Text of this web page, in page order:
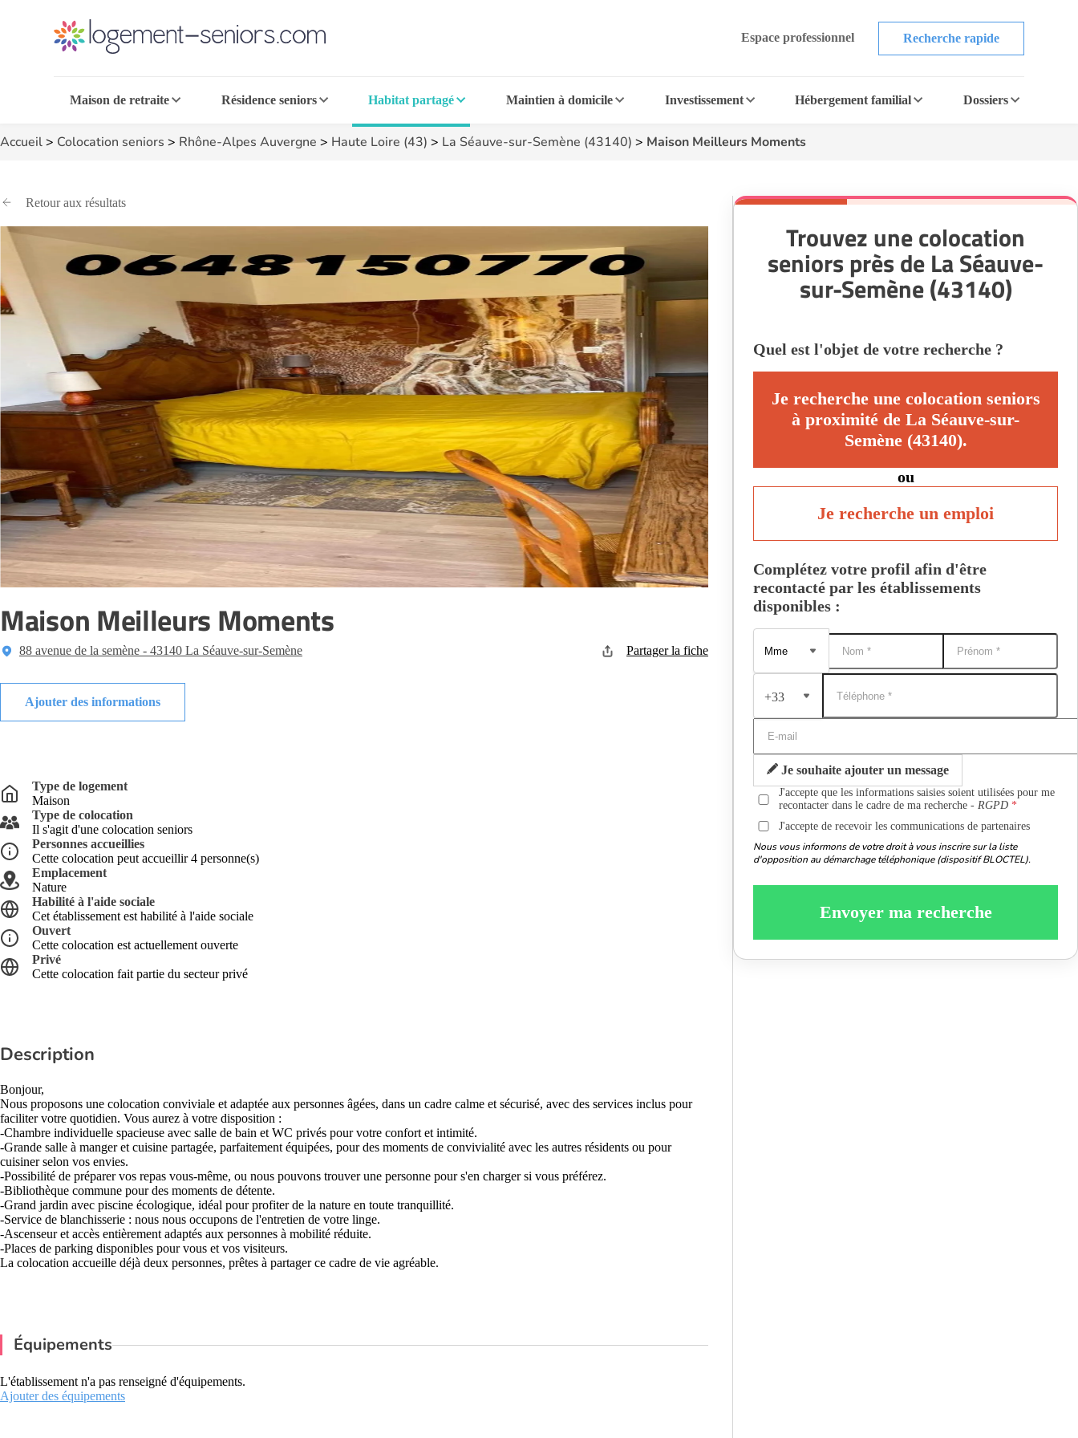
Espace professionnel Recherche rapide
Maison de retraite Résidence seniors Habitat partagé Maintien à domicile Investissement Hébergement familial Dossiers
Accueil> Colocation seniors > Rhône-Alpes Auvergne > Haute Loire (43) > La Séauve-sur-Semène (43140) > Maison Meilleurs Moments
Retour aux résultats
Maison Meilleurs Moments
88 avenue de la semène - 43140 La Séauve-sur-Semène Partager la fiche
Ajouter des informations
Type de logement
Maison
Type de colocation
Il s'agit d'une colocation seniors
Personnes accueillies
Cette colocation peut accueillir 4 personne(s)
Emplacement
Nature
Habilité à l'aide sociale
Cet établissement est habilité à l'aide sociale
Ouvert
Cette colocation est actuellement ouverte
Privé
Cette colocation fait partie du secteur privé
Description
Bonjour,
Nous proposons une colocation conviviale et adaptée aux personnes âgées, dans un cadre calme et sécurisé, avec des services inclus pour
faciliter votre quotidien. Vous aurez à votre disposition :
-Chambre individuelle spacieuse avec salle de bain et WC privés pour votre confort et intimité.
-Grande salle à manger et cuisine partagée, parfaitement équipées, pour des moments de convivialité avec les autres résidents ou pour
cuisiner selon vos envies.
-Possibilité de préparer vos repas vous-même, ou nous pouvons trouver une personne pour s'en charger si vous préférez.
-Bibliothèque commune pour des moments de détente.
-Grand jardin avec piscine écologique, idéal pour profiter de la nature en toute tranquillité.
-Service de blanchisserie : nous nous occupons de l'entretien de votre linge.
-Ascenseur et accès entièrement adaptés aux personnes à mobilité réduite.
-Places de parking disponibles pour vous et vos visiteurs.
La colocation accueille déjà deux personnes, prêtes à partager ce cadre de vie agréable.
Équipements
L'établissement n'a pas renseigné d'équipements.
Ajouter des équipements
Trouvez une colocation
seniors près de La Séauve-
sur-Semène (43140)
Quel est l'objet de votre recherche ?
Je recherche une colocation seniors
à proximité de La Séauve-sur-
Semène (43140).
ou
Je recherche un emploi
Complétez votre profil afin d'être
recontacté par les établissements
disponibles :
+33
Je souhaite ajouter un message
J'accepte que les informations saisies soient utilisées pour me
recontacter dans le cadre de ma recherche -RGPD
J'accepte de recevoir les communications de partenaires
Nous vous informons de votre droit à vous inscrire sur la liste
d'opposition au démarchage téléphonique (dispositif BLOCTEL).
Envoyer ma recherche